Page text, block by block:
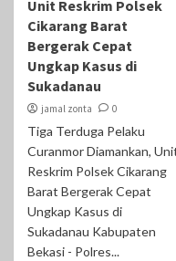
Unit Reskrim Polsek
Cikarang Barat
Bergerak Cepat
Ungkap Kasus di
Sukadanau
jamal zonta 0
Tiga Terduga Pelaku
Curanmor Diamankan,
Reskrim Polsek Cikarang
Barat Bergerak Cepat
Ungkap Kasus di
Sukadanau Kabupaten
Bekasi - Polres...